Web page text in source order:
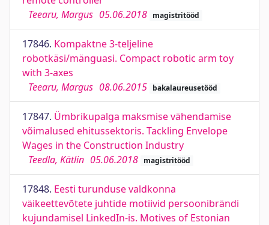
Teearu, Margus 05.06.2018 magistritööd
17846. Kompaktne 3-teljeline
robotkäsi/mänguasi. Compact robotic arm toy
with 3-axes
Teearu, Margus 08.06.2015 bakalaureusetööd
17847. Ümbrikupalga maksmise vähendamise
võimalused ehitussektoris. Tackling Envelope
Wages in the Construction Industry
Teedla, Kätlin 05.06.2018 magistritööd
17848. Eesti turunduse valdkonna
väikeettevõtete juhtide motiivid persoonibrändi
kujundamisel LinkedIn-is. Motives of Estonian